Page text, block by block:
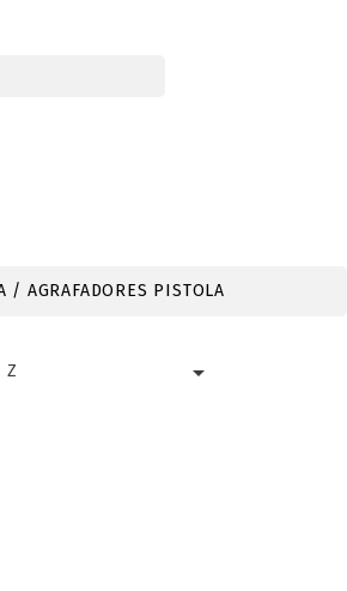
AGRAFADORES PISTOLA
Z 